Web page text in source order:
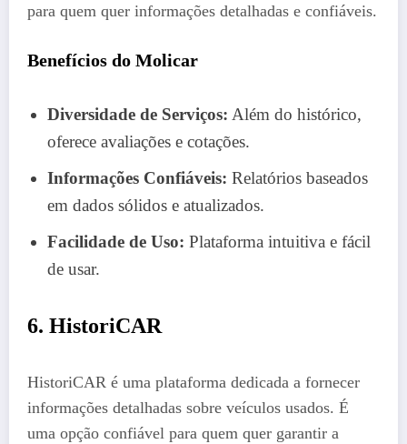
para quem quer informações detalhadas e confiáveis.
Benefícios do Molicar
Diversidade de Serviços: Além do histórico,
oferece avaliações e cotações.
Informações Confiáveis: Relatórios baseados
em dados sólidos e atualizados.
Facilidade de Uso: Plataforma intuitiva e fácil
de usar.
6. HistoriCAR
HistoriCAR é uma plataforma dedicada a fornecer
informações detalhadas sobre veículos usados. É
uma opção confiável para quem quer garantir a